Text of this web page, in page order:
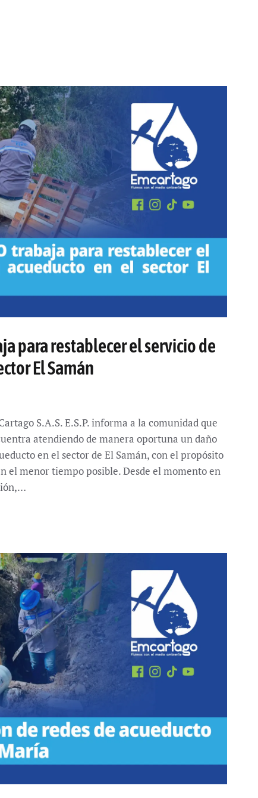
para restablecer el servicio de
El Samán
S.A.S. E.S.P. informa a la comunidad que
atendiendo de manera oportuna un daño
en el sector de El Samán, con el propósito
el menor tiempo posible. Desde el momento en